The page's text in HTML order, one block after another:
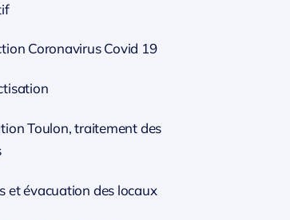
Coronavirus Covid 19
Toulon, traitement des
et évacuation des locaux